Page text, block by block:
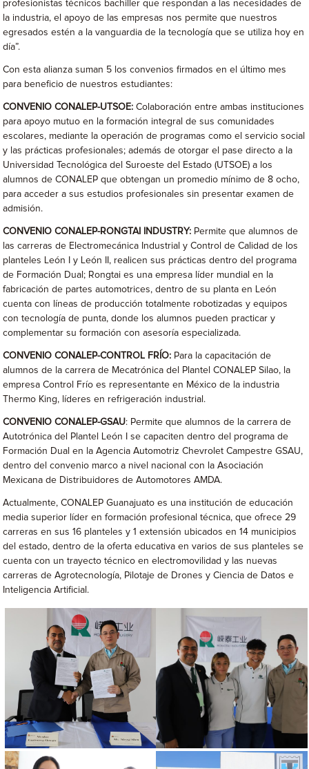
profesionistas técnicos bachiller que respondan a las necesidades de
la industria, el apoyo de las empresas nos permite que nuestros
egresados estén a la vanguardia de la tecnología que se utiliza hoy en
día”.
Con esta alianza suman 5 los convenios firmados en el último mes
para beneficio de nuestros estudiantes:
CONVENIO CONALEP-UTSOE: Colaboración entre ambas instituciones
para apoyo mutuo en la formación integral de sus comunidades
escolares, mediante la operación de programas como el servicio social
y las prácticas profesionales; además de otorgar el pase directo a la
Universidad Tecnológica del Suroeste del Estado (UTSOE) a los
alumnos de CONALEP que obtengan un promedio mínimo de 8 ocho,
para acceder a sus estudios profesionales sin presentar examen de
admisión.
CONVENIO CONALEP-RONGTAI INDUSTRY: Permite que alumnos de
las carreras de Electromecánica Industrial y Control de Calidad de los
planteles León I y León II, realicen sus prácticas dentro del programa
de Formación Dual; Rongtai es una empresa líder mundial en la
fabricación de partes automotrices, dentro de su planta en León
cuenta con líneas de producción totalmente robotizadas y equipos
con tecnología de punta, donde los alumnos pueden practicar y
complementar su formación con asesoría especializada.
CONVENIO CONALEP-CONTROL FRÍO: Para la capacitación de
alumnos de la carrera de Mecatrónica del Plantel CONALEP Silao, la
empresa Control Frío es representante en México de la industria
Thermo King, líderes en refrigeración industrial.
CONVENIO CONALEP-GSAU: Permite que alumnos de la carrera de
Autotrónica del Plantel León I se capaciten dentro del programa de
Formación Dual en la Agencia Automotriz Chevrolet Campestre GSAU,
dentro del convenio marco a nivel nacional con la Asociación
Mexicana de Distribuidores de Automotores AMDA.
Actualmente, CONALEP Guanajuato es una institución de educación
media superior líder en formación profesional técnica, que ofrece 29
carreras en sus 16 planteles y 1 extensión ubicados en 14 municipios
del estado, dentro de la oferta educativa en varios de sus planteles se
cuenta con un trayecto técnico en electromovilidad y las nuevas
carreras de Agrotecnología, Pilotaje de Drones y Ciencia de Datos e
Inteligencia Artificial.